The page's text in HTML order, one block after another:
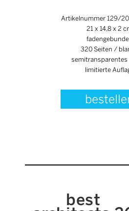
Artikelnummer 129/
21 x 14,8 x 2
320 Seiten /
semitransparentes
limitierte
best